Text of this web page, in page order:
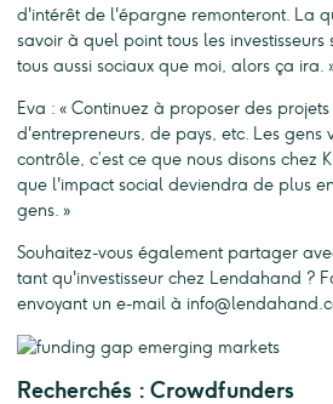
d'intérêt de l'épargne remonteront. La
savoir à quel point tous les investisseurs
tous aussi sociaux que moi, alors ça ira.
Eva : « Continuez à proposer des
d'entrepreneurs, de pays, etc. Les gens
contrôle, c’est ce que nous disons chez
que l'impact social deviendra de plus
gens. »
Souhaitez-vous également partager
tant qu'investisseur chez Lendahand ?
envoyant un e-mail à
Recherchés : Crowdfunders